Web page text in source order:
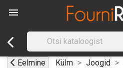

Eelmine Külm Joogid